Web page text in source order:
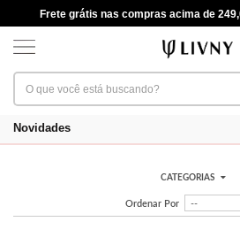
Frete grátis nas compras acima de
Novidades
CATEGORIAS
Ordenar Por